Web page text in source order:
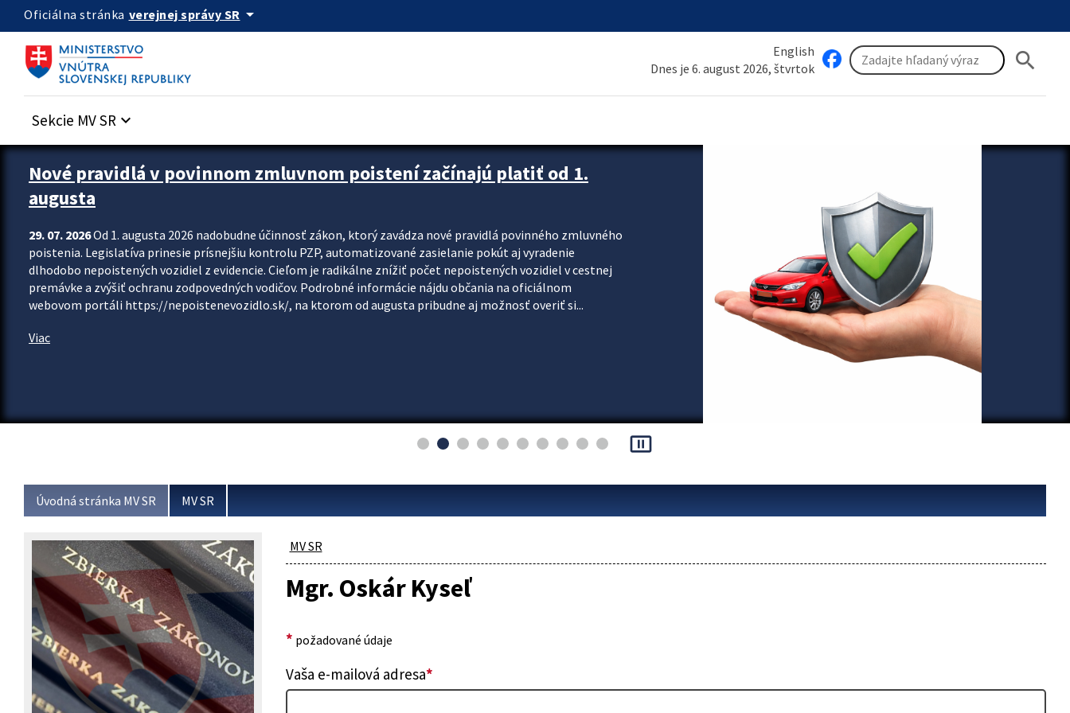
Preskocit na hlavný obsah
Oficiálna stránka verejnej správy SR arrow_drop_down
English
Dnes je 6. august 2026, štvrtok
search
Sekcie MV SR keyboard_arrow_down
Zastavit automatický posun upútavok
Nové pravidlá v povinnom zmluvnom poistení začínajú platiť od 1.
augusta
29. 07. 2026Od 1. augusta 2026 nadobudne účinnosť zákon, ktorý zavádza nové pravidlá povinného zmluvného
poistenia. Legislatíva prinesie prísnejšiu kontrolu PZP, automatizované zasielanie pokút aj vyradenie
dlhodobo nepoistených vozidiel z evidencie. Cieľom je radikálne znížiť počet nepoistených vozidiel v cestnej
premávke a zvýšiť ochranu zodpovedných vodičov. Podrobné informácie nájdu občania na oficiálnom
webovom portáli https://nepoistenevozidlo.sk/, na ktorom od augusta pribudne aj možnosť overiť si...
Viac
pause_presentation
Úvodná stránka MV SR MV SR
MV SR
Mgr. Oskár Kyseľ
* požadované údaje
Vaša e-mailová adresa*